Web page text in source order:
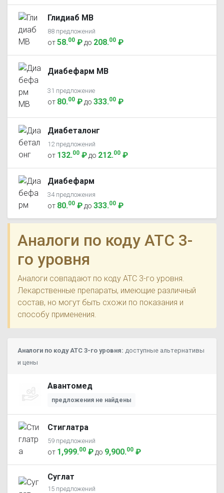
Глидиаб МВ
88 предложений
от58.00 ₽ до 208.00 ₽
Диабефарм МВ
31 предложение
от 80.00 ₽ до 333.00 ₽
Диабеталонг
12 предложений
от 132.00 ₽ до 212.00 ₽
Диабефарм
34 предложения
от 80.00 ₽ до 333.00 ₽
Аналоги по коду ATC 3-
го уровня
Аналоги совпадают по коду ATC 3-го уровня.
Лекарственные препараты, имеющие различный
состав, но могут быть схожи по показания и
способу применения.
Аналоги по коду ATC 3-го уровня: доступные альтернативы
и цены
Авантомед
предложения не найдены
Стиглатра
59 предложений
от 1,999.00 ₽ до 9,900.00 ₽
Суглат
15 предложений